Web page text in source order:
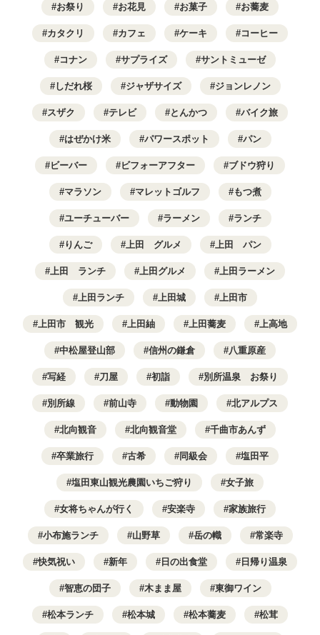
お祭り お花見 お菓子 お蕎麦
カタクリ カフェ ケーキ コーヒー
コナン サプライズ サントミューゼ
しだれ桜 ジャザサイズ ジョンレノン
スザク テレビ とんかつ バイク旅
はぜかけ米 パワースポット パン
ビーバー ビフォーアフター ブドウ狩り
マラソン マレットゴルフ もつ煮
ユーチューバー ラーメン ランチ
りんご 上田 グルメ 上田 パン
上田 ランチ 上田グルメ 上田ラーメン
上田ランチ 上田城 上田市
上田市 観光 上田紬 上田蕎麦 上高地
中松屋登山部 信州の鎌倉 八重原産
写経 刀屋 初詣 別所温泉 お祭り
別所線 前山寺 動物園 北アルプス
北向観音 北向観音堂 千曲市あんず
卒業旅行 古希 同級会 塩田平
塩田東山観光農園いちご狩り 女子旅
女将ちゃんが行く 安楽寺 家族旅行
小布施ランチ 山野草 岳の幟 常楽寺
快気祝い 新年 日の出食堂 日帰り温泉
智恵の団子 木まま屋 東御ワイン
松本ランチ 松本城 松本蕎麦 松茸